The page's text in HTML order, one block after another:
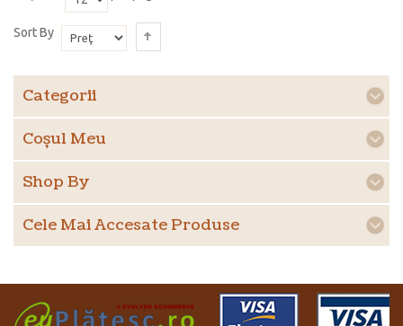
Sort By
Categorii
Coşul Meu
Shop By
Cele Mai Accesate Produse